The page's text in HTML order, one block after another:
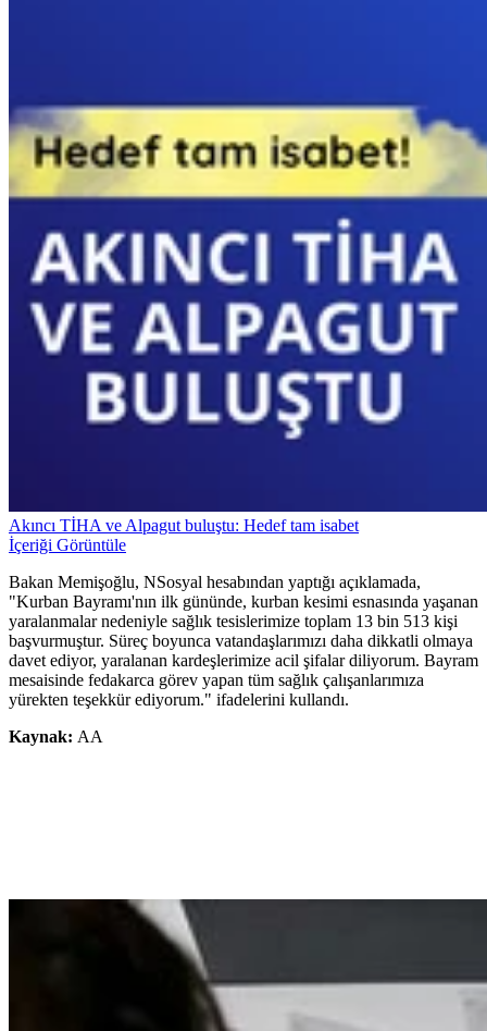
Akıncı TİHA ve Alpagut buluştu: Hedef tam isabet
İçeriği Görüntüle
Bakan Memişoğlu, NSosyal hesabından yaptığı açıklamada,
"Kurban Bayramı'nın ilk gününde, kurban kesimi esnasında yaşanan
yaralanmalar nedeniyle sağlık tesislerimize toplam 13 bin 513 kişi
başvurmuştur. Süreç boyunca vatandaşlarımızı daha dikkatli olmaya
davet ediyor, yaralanan kardeşlerimize acil şifalar diliyorum. Bayram
mesaisinde fedakarca görev yapan tüm sağlık çalışanlarımıza
yürekten teşekkür ediyorum." ifadelerini kullandı.
Kaynak: AA